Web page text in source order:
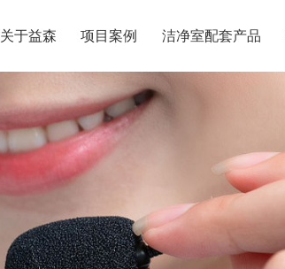
关于益森 项目案例 洁净室配套产品